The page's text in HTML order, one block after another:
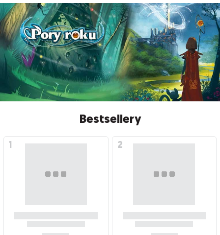
Bestsellery